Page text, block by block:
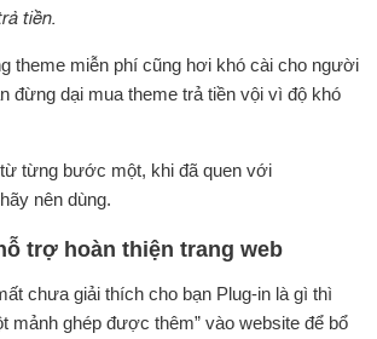
tiền.
theme miễn phí cũng hơi khó cài cho người
đừng dại mua theme trả tiền vội vì độ khó
từng bước một, khi đã quen với
nên dùng.
trợ hoàn thiện trang web
chưa giải thích cho bạn Plug-in là gì thì
mảnh ghép được thêm” vào website để bổ